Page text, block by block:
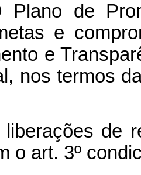
de
e
e
nos termos
de
o art. 3º